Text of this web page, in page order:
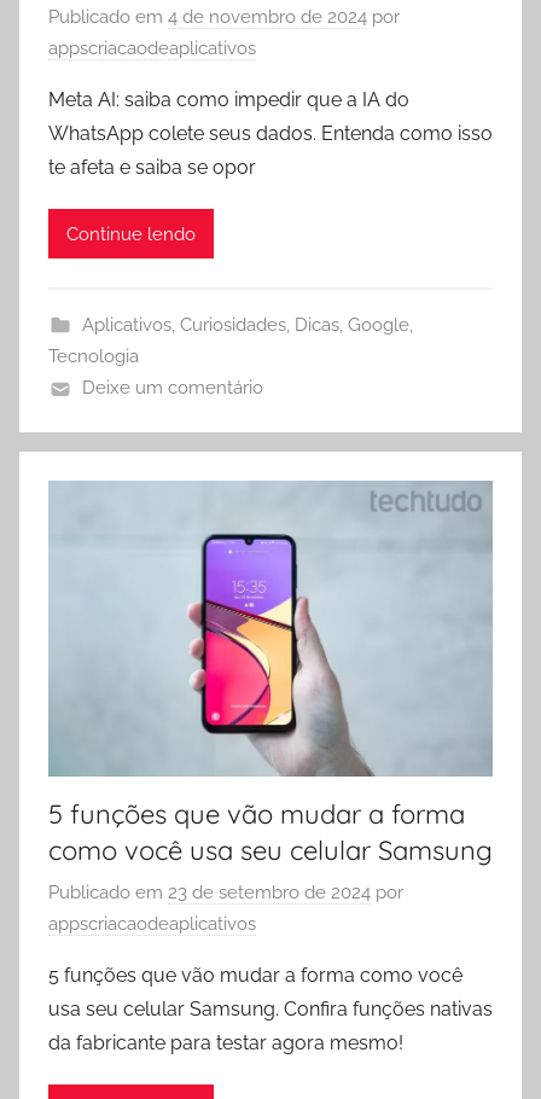
Publicado em 4 de novembro de 2024 por
appscriacaodeaplicativos
Meta AI: saiba como impedir que a IA do
WhatsApp colete seus dados. Entenda como isso
te afeta e saiba se opor
Continue lendo
Aplicativos, Curiosidades, Dicas, Google,
Tecnologia
Deixe um comentário
5 funções que vão mudar a forma
como você usa seu celular Samsung
Publicado em 23 de setembro de 2024 por
appscriacaodeaplicativos
5 funções que vão mudar a forma como você
usa seu celular Samsung. Confira funções nativas
da fabricante para testar agora mesmo!